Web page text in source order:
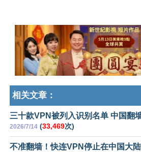
相关文章：
三十款VPN被列入识别名单 中国翻
2026/7/14 (33,469次)
不准翻墙！快连VPN停止在中国大